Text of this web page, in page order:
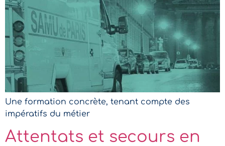
Une formation concrète, tenant compte des
impératifs du métier
Attentats et secours en